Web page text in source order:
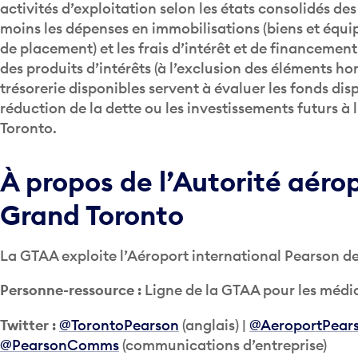
activités d’exploitation selon les états consolidés
moins les dépenses en immobilisations (biens et
de placement) et les frais d’intérêt et de
des produits d’intérêts (à l’exclusion des éléments
trésorerie disponibles servent à évaluer les fonds
réduction de la dette ou les investissements futurs à
Toronto.
À propos de l’Autorité
Grand Toronto
La GTAA exploite l’Aéroport international Pearson
Personne-ressource : Ligne de la GTAA pour les
Twitter :@TorontoPearson (anglais) |
@PearsonComms(communications d’entreprise)